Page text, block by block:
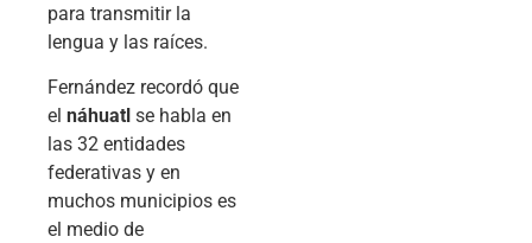
para transmitir la
lengua y las raíces.
Fernández recordó que
el náhuatl se habla en
las 32 entidades
federativas y en
muchos municipios es
el medio de